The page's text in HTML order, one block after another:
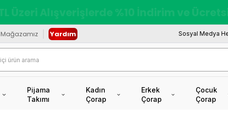
Kredi Kartına Vade Farksız +6 Taksit
Mağazamız Yardım Sosyal Medya
Pijama
Takımı
Kadın
Çorap
Erkek
Çorap
Çocuk
Çorap